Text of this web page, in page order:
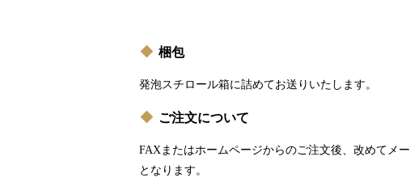
梱包
発泡スチロール箱に詰めてお送りいたします。
ご注文について
FAXまたはホームページからのご注文後、改めてメ
となります。